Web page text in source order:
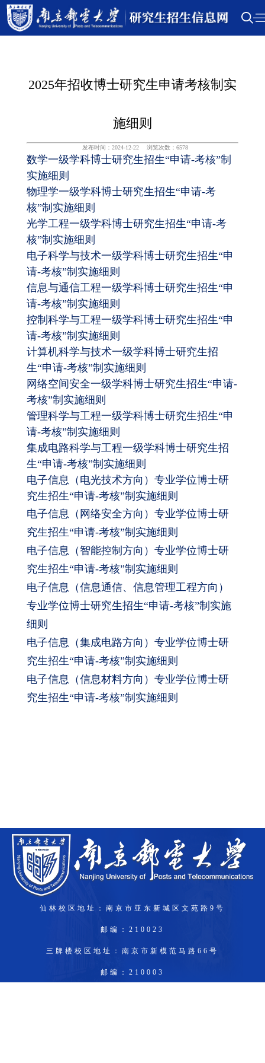
2025年招收博士研究生申请考核制实
施细则
发布时间：2024-12-22 浏览次数：6578
数学一级学科博士研究生招生“申请-考核”制
实施细则
物理学一级学科博士研究生招生“申请-考
核”制实施细则
光学工程一级学科博士研究生招生“申请-考
核”制实施细则
电子科学与技术一级学科博士研究生招生“申
请-考核”制实施细则
信息与通信工程一级学科博士研究生招生“申
请-考核”制实施细则
控制科学与工程一级学科博士研究生招生“申
请-考核”制实施细则
计算机科学与技术一级学科博士研究生招
生“申请-考核”制实施细则
网络空间安全一级学科博士研究生招生“申请-
考核”制实施细则
管理科学与工程一级学科博士研究生招生“申
请-考核”制实施细则
集成电路科学与工程一级学科博士研究生招
生“申请-考核”制实施细则
电子信息（电光技术方向 ）专业学位博士研
究生招生“申请-考核”制实施细则
电子信息（网络安全方向）专业学位博士研
究生招生“申请-考核”制实施细则
电子信息（智能控制 方向 ）专业学位博士研
究生招生“申请-考核”制实施细则
电子信息（信息通信、信息管理工程方向）
专业学位博士研究生招生“申请-考核”制实施
细则
电子信息（集成电路方向）专业学位博士研
究生招生“申请-考核”制实施细则
电子信息（信息材料方向 ）专业学位博士研
究生招生“申请-考核”制实施细则
仙林校区地址：南京市亚东新城区文苑路9号
邮编：210023
三牌楼校区地址：南京市新模范马路66号
邮编：210003